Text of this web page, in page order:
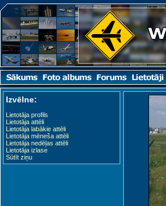
Izvēlne:
Lietotāja profils
Lietotāja attēli
Lietotāja labākie attēli
Lietotāja mēneša attēli
Lietotāja nedēļas attēli
Lietotāja izlase
Sūtīt ziņu